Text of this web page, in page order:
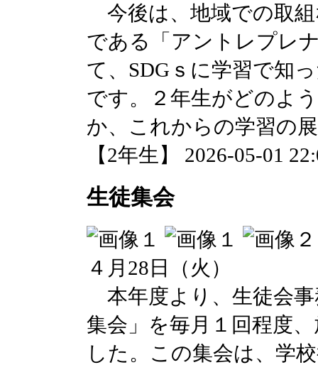
今後は、地域での取
である「アントレプレ
て、SDGｓに学習で知
です。２年生がどのよ
か、これからの学習の
【2年生】 2026-05-01
生徒集会
４月28日（火）
本年度より、生徒会
集会」を毎月１回程度
した。この集会は、学